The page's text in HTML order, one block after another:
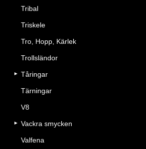
Tribal
Triskele
Tro, Hopp, Kärlek
Trollsländor
Tåringar
Tärningar
V8
Vackra smycken
Valfena